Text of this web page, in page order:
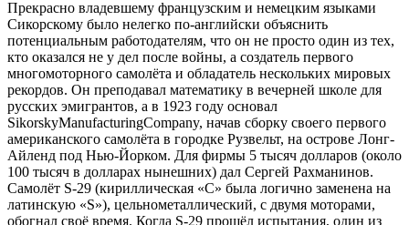
Прекрасно владевшему французским и немецким языками
Сикорскому было нелегко по-английски объяснить
потенциальным работодателям, что он не просто один из тех,
кто оказался не у дел после войны, а создатель первого
многомоторного самолёта и обладатель нескольких мировых
рекордов. Он преподавал математику в вечерней школе для
русских эмигрантов, а в 1923 году основал
SikorskyManufacturingCompany, начав сборку своего первого
американского самолёта в городке Рузвельт, на острове Лонг-
Айленд под Нью-Йорком. Для фирмы 5 тысяч долларов (около
100 тысяч в долларах нынешних) дал Сергей Рахманинов.
Самолёт S-29 (кириллическая «С» была логично заменена на
латинскую «S»), цельнометаллический, с двумя моторами,
обогнал своё время. Когда S-29 прошёл испытания, один из